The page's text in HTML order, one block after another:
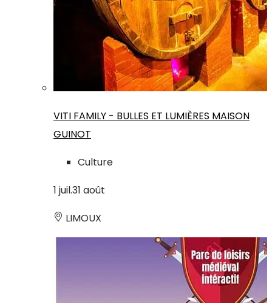
VITI FAMILY - BULLES ET LUMIÈRES MAISON
GUINOT
Culture
1 juil.31 août
LIMOUX